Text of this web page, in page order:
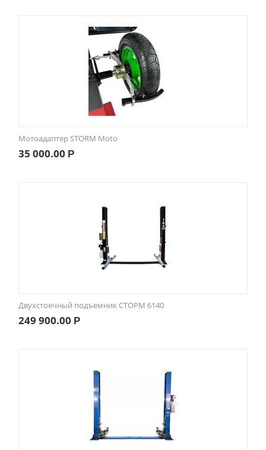
Мотоадаптер STORM Moto
35 000.00 Р
Двухстоечный подъемник СТОРМ 6140
249 900.00 Р